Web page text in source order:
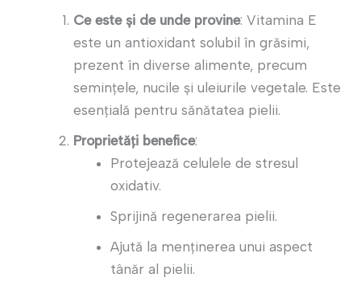
Ce este și de unde provine: Vitamina E
este un antioxidant solubil în grăsimi,
prezent în diverse alimente, precum
semințele, nucile și uleiurile vegetale. Este
esențială pentru sănătatea pielii.
Proprietăți benefice:
Protejează celulele de stresul
oxidativ.
Sprijină regenerarea pielii.
Ajută la menținerea unui aspect
tânăr al pielii.